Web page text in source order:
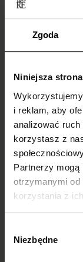
Zgoda
Niniejsza
i reklam, aby
analizować
korzystasz z
Partnerzy mogą
otrzymanymi od
korzystania z
zgody
Niezbędne
Skarpetki do
mokasynów
damskich –
inspiracje i